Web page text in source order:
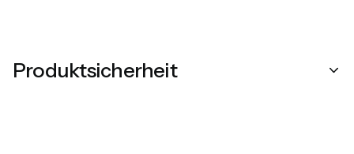
Produktsicherheit